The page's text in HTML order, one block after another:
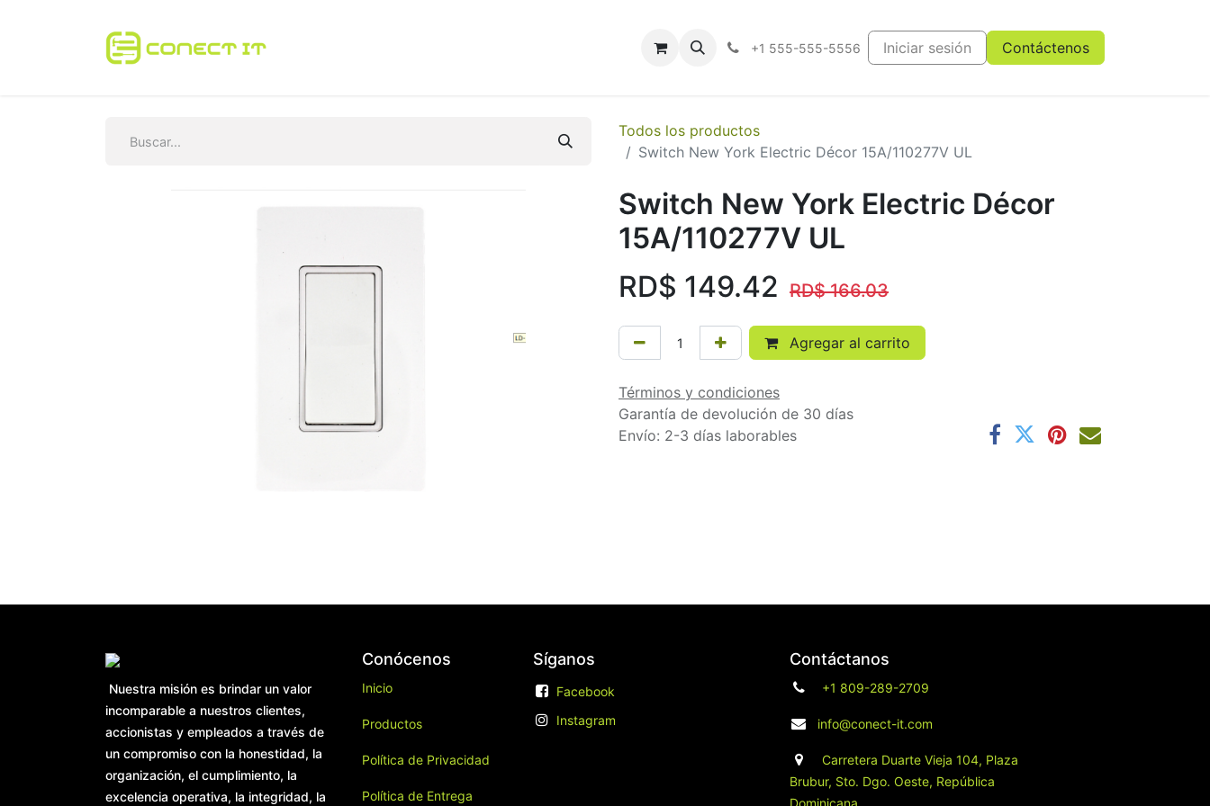
Ayuda +1 555-555-5556 Iniciar sesión Contáctenos
Todos los productos
Switch New York Electric Décor 15A/110277V UL
Switch New York Electric Décor
15A/110277V UL
RD$ 149.42 RD$166.03
Agregar al carrito
Términos y condiciones
Garantía de devolución de 30 días
Envío: 2-3 días laborables
Nuestra misión es brindar un valor
incomparable a nuestros clientes,
accionistas y empleados a través de
un compromiso con la honestidad, la
organización, el cumplimiento, la
excelencia operativa, la integridad, la
Conócenos
Inicio
Productos
Política de Privacidad
Política de Entrega
Síganos
Facebook
Instagram
Contáctanos
+1 809-289-2709
info@conect-it.com
Carretera Duarte Vieja 104, Plaza
Brubur, Sto. Dgo. Oeste, República
Dominicana